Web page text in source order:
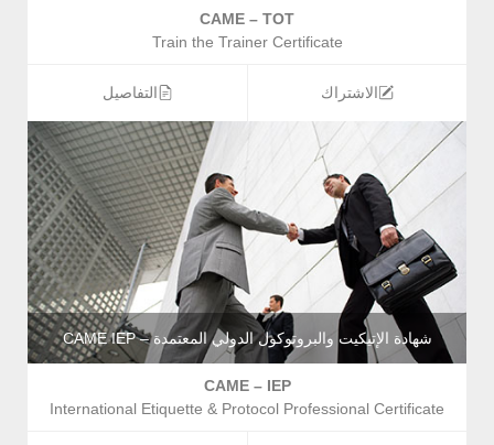
CAME – TOT
Train the Trainer Certificate
الاشتراك التفاصيل
شهادة الإتيكيت والبروتوكول الدولي المعتمدة – CAME IEP
CAME – IEP
International Etiquette & Protocol Professional Certificate